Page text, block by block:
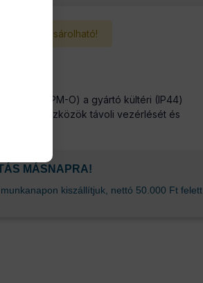
Nem vásárolható!
PM-O) a gyártó kültéri (IP44)
eszközök távoli vezérlését és
MÁSNAPRA!
kiszállítjuk, nettó 50.000 Ft felett